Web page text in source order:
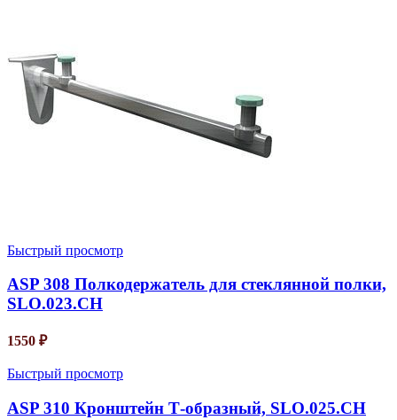
Быстрый просмотр
ASP 308 Полкодержатель для стеклянной полки,
SLO.023.CH
1550 ₽
Быстрый просмотр
ASP 310 Кронштейн Т-образный, SLO.025.CH